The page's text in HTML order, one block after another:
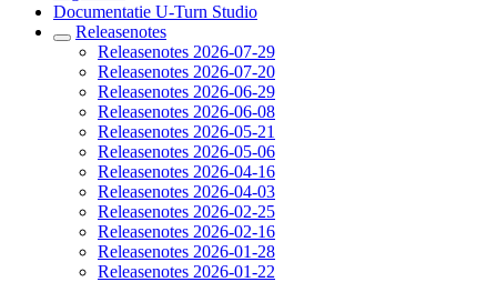
Documentatie U-Turn Studio
Releasenotes
Releasenotes 2026-07-29
Releasenotes 2026-07-20
Releasenotes 2026-06-29
Releasenotes 2026-06-08
Releasenotes 2026-05-21
Releasenotes 2026-05-06
Releasenotes 2026-04-16
Releasenotes 2026-04-03
Releasenotes 2026-02-25
Releasenotes 2026-02-16
Releasenotes 2026-01-28
Releasenotes 2026-01-22